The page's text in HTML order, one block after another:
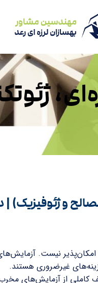
و
نیست.
غیرضروری هستند.
کاملی از آزمایش‌های